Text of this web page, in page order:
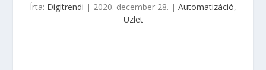
Írta: Digitrendi | 2020. december 28. | Automatizáció,
Üzlet